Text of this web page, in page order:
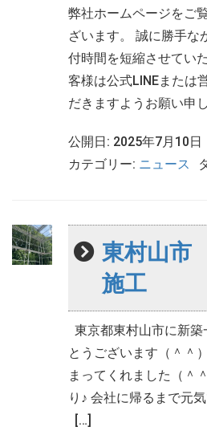
弊社ホームページをご
ざいます。 誠に勝手な
付時間を短縮させてい
客様は公式LINEまたは
だきますようお願い申
公開日: 2025年7月10日
カテゴリー: ニュース
東村山
施工
東京都東村山市に新
とうございます（＾＾
まってくれました（＾
り♪ 会社に帰るまで元
[…]